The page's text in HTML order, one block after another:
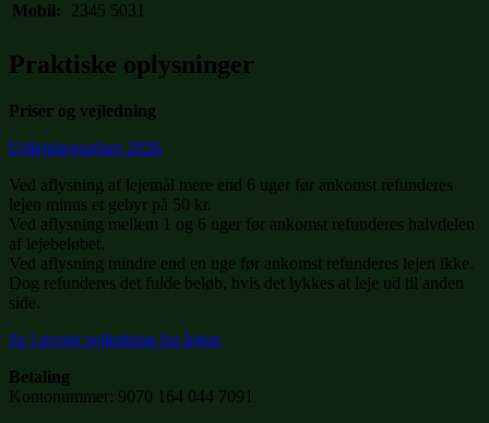
Mobil:
2345 5031
Praktiske oplysninger
Priser og vejledning
Udlejningspriser 2026
Ved aflysning af lejemål mere end 6 uger før ankomst refunderes
lejen minus et gebyr på 50 kr.
Ved aflysning mellem 1 og 6 uger før ankomst refunderes halvdelen
af lejebeløbet.
Ved aflysning mindre end en uge før ankomst refunderes lejen ikke.
Dog refunderes det fulde beløb, hvis det lykkes at leje ud til anden
side.
Se i øvrigt vejledning for lejere
Betaling
Kontonummer: 9070 164 044 7091